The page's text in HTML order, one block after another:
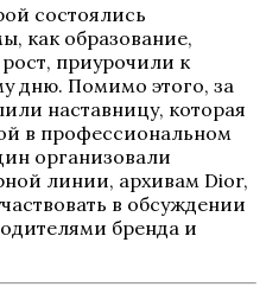
состоялись
как образование,
приурочили к
дню. Помимо этого, за
наставницу, которая
в профессиональном
организовали
линии, архивам Dior,
в обсуждении
бренда и